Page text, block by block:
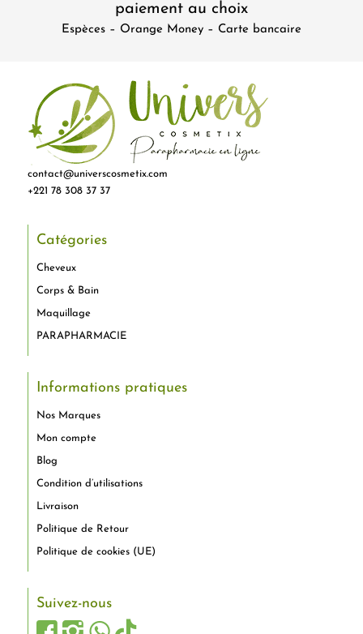
paiement au choix
Espèces – Orange Money – Carte bancaire
contact@universcosmetix.com
+221 78 308 37 37
Catégories
Cheveux
Corps & Bain
Maquillage
PARAPHARMACIE
Informations pratiques
Nos Marques
Mon compte
Blog
Condition d’utilisations
Livraison
Politique de Retour
Politique de cookies (UE)
Suivez-nous